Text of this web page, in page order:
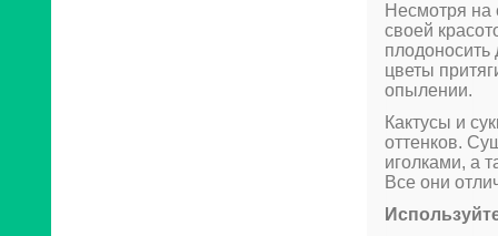
Несмотря на
своей
цветы
опылении.
Кактусы и
оттенков.
иголками, а
Все они